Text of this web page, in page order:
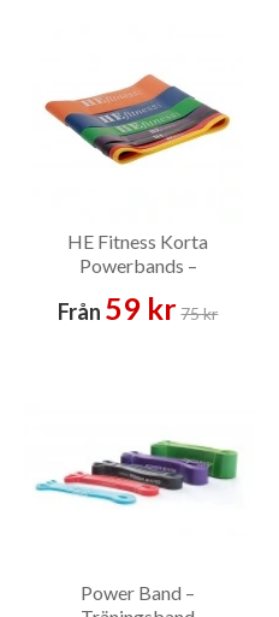
HE Fitness Korta
Powerbands –
Från 59 kr 75 kr
Power Band –